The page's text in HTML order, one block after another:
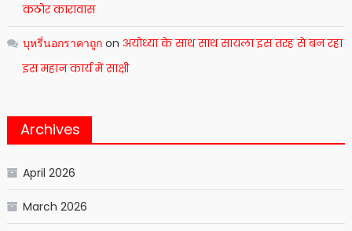
कठोर कारावास
บุหรี่นอกราคาถูกon अयोध्या के साथ साथ सायला इस तरह से बन रहा
इस महान कार्य में साक्षी
Archives
April 2026
March 2026